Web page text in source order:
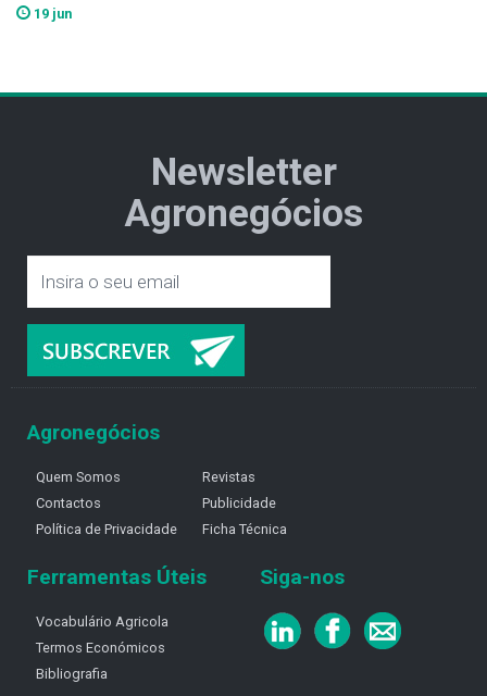
19 jun
Newsletter
Agronegócios
Agronegócios
Quem Somos
Contactos
Política de Privacidade
Revistas
Publicidade
Ficha Técnica
Ferramentas Úteis
Vocabulário Agricola
Termos Económicos
Bibliografia
Siga-nos